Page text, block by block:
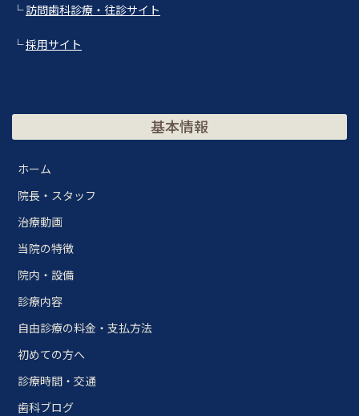
└訪問歯科診療・往診サイト
└採用サイト
基本情報
ホーム
院長・スタッフ
治療動画
当院の特徴
院内・設備
診療内容
自由診療の料金・支払方法
初めての方へ
診療時間・交通
歯科ブログ